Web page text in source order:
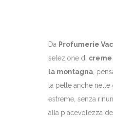
Da Profumerie
selezione di
la montagna ,
la pelle anche
estreme, senza
alla piacevolezza